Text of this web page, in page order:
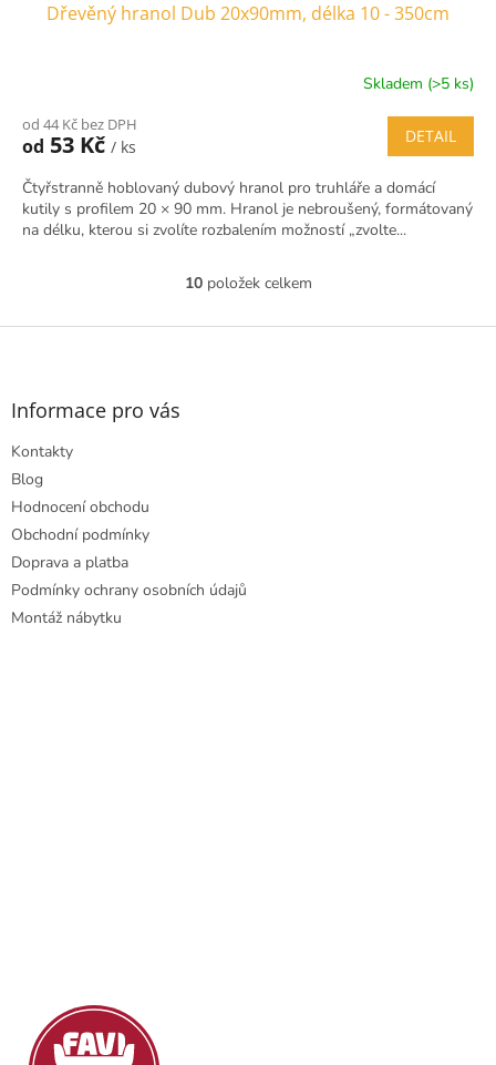
Dřevěný hranol Dub 20x90mm, délka 10 - 350cm
Skladem (>5 ks)
od 44 Kč bez DPH
od 53 Kč / ks
DETAIL
Čtyřstranně hoblovaný dubový hranol pro truhláře a domácí
kutily s profilem 20 × 90 mm. Hranol je nebroušený, formátovaný
na délku, kterou si zvolíte rozbalením možností „zvolte...
O
l
10položek celkem
Z
Informace pro vás
Kontakty
Blog
Hodnocení obchodu
Obchodní podmínky
Doprava a platba
Podmínky ochrany osobních údajů
Montáž nábytku